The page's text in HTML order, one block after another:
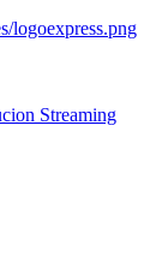
Streaming